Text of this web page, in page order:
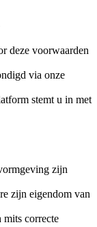
deze voorwaarden
via onze
stemt u in met
zijn
zijn eigendom van
mits correcte